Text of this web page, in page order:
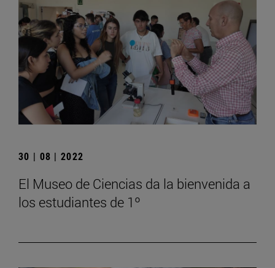
30 | 08 | 2022
El Museo de Ciencias da la bienvenida a
los estudiantes de 1º